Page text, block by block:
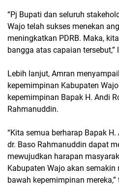
“Pj Bupati dan seluruh
Wajo telah sukses menekan
meningkatkan PDRB. Maka,
bangga atas capaian tersebut,”
Lebih lanjut, Amran
kepemimpinan Kabupaten
kepemimpinan Bapak H. Andi
Rahmanuddin.
“Kita semua berharap Bapak
dr. Baso Rahmanuddin dapat
mewujudkan harapan
Kabupaten Wajo akan semakin
bawah kepemimpinan